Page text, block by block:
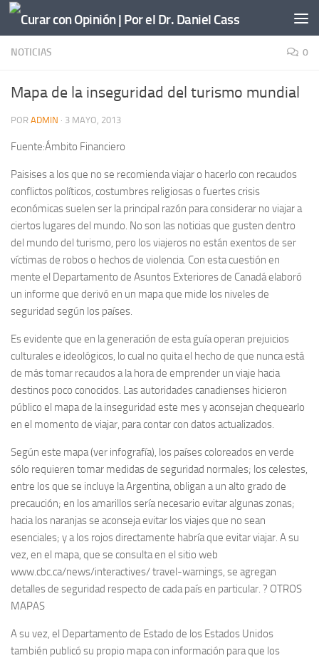
Saltar al contenido
NOTICIAS 0
Mapa de la inseguridad del turismo mundial
POR ADMIN · 3 MAYO, 2013
Fuente:Ámbito Financiero
Paisises a los que no se recomienda viajar o hacerlo con recaudos
conflictos políticos, costumbres religiosas o fuertes crisis
económicas suelen ser la principal razón para considerar no viajar a
ciertos lugares del mundo. No son las noticias que gusten dentro
del mundo del turismo, pero los viajeros no están exentos de ser
víctimas de robos o hechos de violencia. Con esta cuestión en
mente el Departamento de Asuntos Exteriores de Canadá elaboró
un informe que derivó en un mapa que mide los niveles de
seguridad según los países.
Es evidente que en la generación de esta guía operan prejuicios
culturales e ideológicos, lo cual no quita el hecho de que nunca está
de más tomar recaudos a la hora de emprender un viaje hacia
destinos poco conocidos. Las autoridades canadienses hicieron
público el mapa de la inseguridad este mes y aconsejan chequearlo
en el momento de viajar, para contar con datos actualizados.
Según este mapa (ver infografía), los países coloreados en verde
sólo requieren tomar medidas de seguridad normales; los celestes,
entre los que se incluye la Argentina, obligan a un alto grado de
precaución; en los amarillos sería necesario evitar algunas zonas;
hacia los naranjas se aconseja evitar los viajes que no sean
esenciales; y a los rojos directamente habría que evitar viajar. A su
vez, en el mapa, que se consulta en el sitio web
www.cbc.ca/news/interactives/ travel-warnings, se agregan
detalles de seguridad respecto de cada país en particular. ? OTROS
MAPAS
A su vez, el Departamento de Estado de los Estados Unidos
también publicó su propio mapa con información para que los